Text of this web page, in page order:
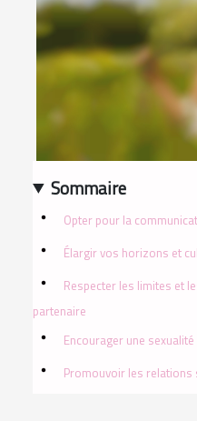
Sommaire
Opter pour la
Élargir vos horizons et
Respecter les limites et
partenaire
Encourager une
Promouvoir les relations